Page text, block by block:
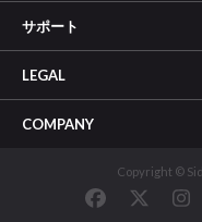
サポート
LEGAL
COMPANY
Copyright ©